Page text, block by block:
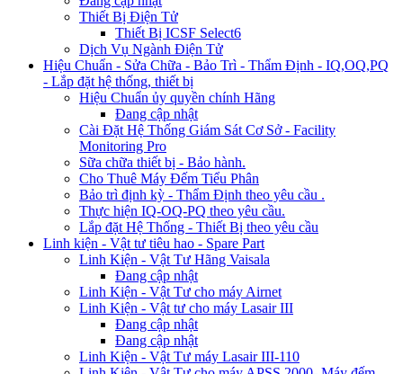
Thiết Bị Điện Tử
Thiết Bị ICSF Select6
Dịch Vụ Ngành Điện Tử
Hiệu Chuẩn - Sửa Chữa - Bảo Trì - Thẩm Định - IQ,OQ,PQ
- Lắp đặt hệ thống, thiết bị
Hiệu Chuẩn ủy quyền chính Hãng
Đang cập nhật
Cài Đặt Hệ Thống Giám Sát Cơ Sở - Facility
Monitoring Pro
Sữa chữa thiết bị - Bảo hành.
Cho Thuê Máy Đếm Tiểu Phân
Bảo trì định kỳ - Thẩm Định theo yêu cầu .
Thực hiện IQ-OQ-PQ theo yêu cầu.
Lắp đặt Hệ Thống - Thiết Bị theo yêu cầu
Linh kiện - Vật tư tiêu hao - Spare Part
Linh Kiện - Vật Tư Hãng Vaisala
Đang cập nhật
Linh Kiện - Vật Tư cho máy Airnet
Linh Kiện - Vật tư cho máy Lasair III
Đang cập nhật
Đang cập nhật
Linh Kiện - Vật Tư máy Lasair III-110